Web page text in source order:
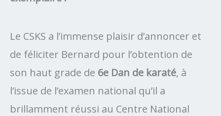
Le CSKS a l’immense plaisir d’annoncer et
de féliciter Bernard pour l’obtention de
son haut grade de 6e Dan de karaté, à
l’issue de l’examen national qu’il a
brillamment réussi au Centre National